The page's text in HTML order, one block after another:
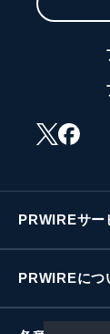
PRWIREサー
PRWIREにつ